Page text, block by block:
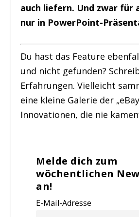
auch liefern. Und zwar für
nur in PowerPoint-
Du hast das Feature
und nicht gefunden?
Erfahrungen. Vielleicht
eine kleine Galerie der „eBay
Innovationen, die nie
Melde dich zum
wöchentlichen
an!
E-Mail-Adresse